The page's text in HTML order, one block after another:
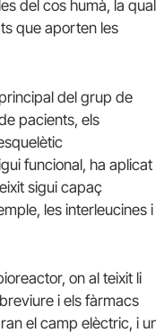
del cos humà, la qual
que aporten les
del grup de
pacients, els
funcional, ha aplicat
sigui capaç
les interleucines i
on al teixit li
i els fàrmacs
el camp elèctric, i